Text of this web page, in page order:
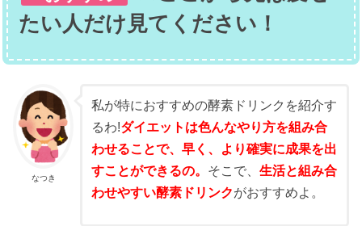
たい人だけ見てください！
なつき
私が特におすすめの酵素ドリンクを紹介す
るわ!ダイエットは色んなやり方を組み合
わせることで、早く、より確実に成果を出
すことができるの。 そこで、 生活と組み合
わせやすい酵素ドリンクがおすすめよ。